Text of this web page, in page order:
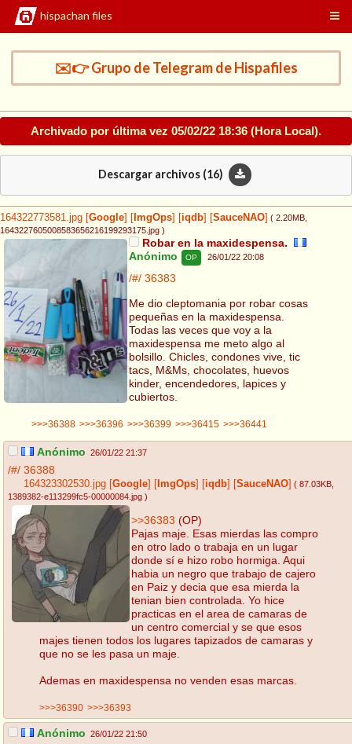
hispachan files
✉️👉 Grupo de Telegram de Hispafiles
Archivado por última vez 05/02/22 18:36 (Hora Local).
Descargar archivos (16)
164322773581.jpg Google ImgOps iqdb SauceNAO ( 2.20MB
1643227605008583656216199293175.jpg )
Robar en la maxidespensa.
Anónimo
OP 26/01/22 20:08
/#/ 36383
Me dio cleptomania por robar cosas
pequeñas en la maxidespensa.
Todas las veces que voy a la
maxidespensa me meto algo al
bolsillo. Chicles, condones vive, tic
tacs, M&Ms, chocolates, huevos
kinder, encendedores, lapices y
cubiertos.
>>>36388 >>>36396 >>>36399 >>>36415 >>>36441
Anónimo 26/01/22 21:37
/#/ 36388
164323302530.jpg Google ImgOps iqdb SauceNAO ( 87.03KB
1389382-e113299fc5-00000084.jpg )
>>36383 (OP)
Pajas maje. Esas mierdas las compro
en otro lado o trabaja en un lugar
donde sí e hizo robo hormiga. Aqui
habia un negro que trabajo de cajero
en Paiz y decia que esa mierda la
tenian bien controlada. Yo hice
practicas en el area de camaras de
un centro comercial y se que esos
majes tienen todos los lugares tapizados de camaras y
que no se les pasa un maje.
Ademas en maxidespensa no venden esas marcas.
>>>36390 >>>36393
Anónimo 26/01/22 21:50